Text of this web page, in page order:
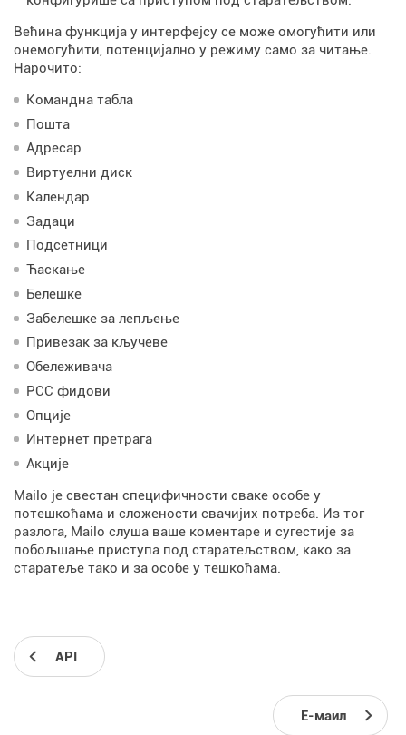
Већина функција у интерфејсу се може омогућити или
онемогућити, потенцијално у режиму само за читање.
Нарочито:
Командна табла
Пошта
Адресар
Виртуелни диск
Календар
Задаци
Подсетници
Ћаскање
Белешке
Забелешке за лепљење
Привезак за кључеве
Обележивача
РСС фидови
Опције
Интернет претрага
Акције
Mailo је свестан специфичности сваке особе у
потешкоћама и сложености свачијих потреба. Из тог
разлога, Mailo слуша ваше коментаре и сугестије за
побољшање приступа под старатељством, како за
старатеље тако и за особе у тешкоћама.
API
Е-маил